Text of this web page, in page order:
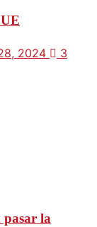
2024 3
pasar la